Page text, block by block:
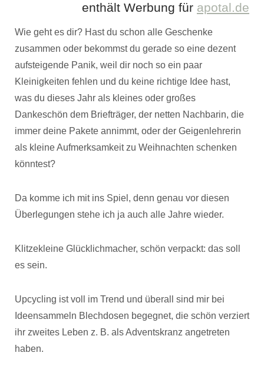
enthält Werbung für apotal.de
Wie geht es dir? Hast du schon alle Geschenke
zusammen oder bekommst du gerade so eine dezent
aufsteigende Panik, weil dir noch so ein paar
Kleinigkeiten fehlen und du keine richtige Idee hast,
was du dieses Jahr als kleines oder großes
Dankeschön dem Briefträger, der netten Nachbarin, die
immer deine Pakete annimmt, oder der Geigenlehrerin
als kleine Aufmerksamkeit zu Weihnachten schenken
könntest?
Da komme ich mit ins Spiel, denn genau vor diesen
Überlegungen stehe ich ja auch alle Jahre wieder.
Klitzekleine Glücklichmacher, schön verpackt: das soll
es sein.
Upcycling ist voll im Trend und überall sind mir bei
Ideensammeln Blechdosen begegnet, die schön verziert
ihr zweites Leben z. B. als Adventskranz angetreten
haben.